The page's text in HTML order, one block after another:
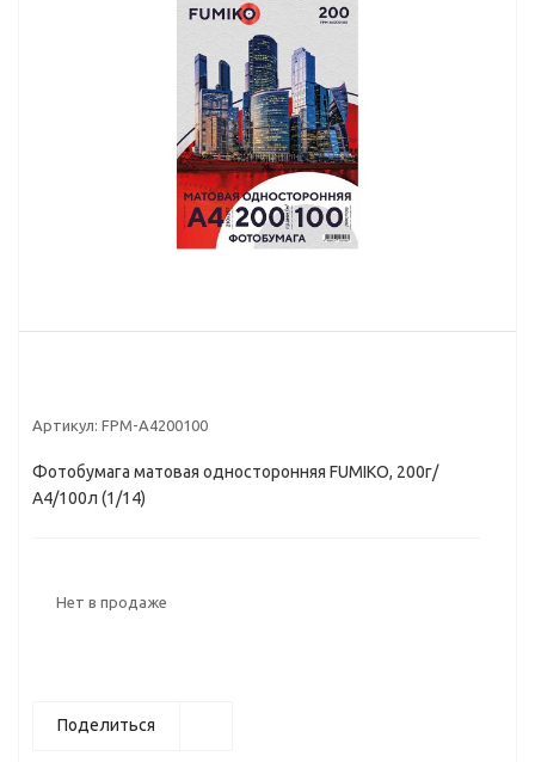
Артикул: FPM-A4200100
Фотобумага матовая односторонняя FUMIKO, 200г/
А4/100л (1/14)
Нет в продаже
Поделиться